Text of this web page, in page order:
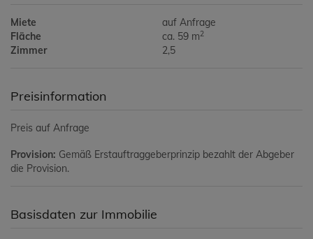
Miete
auf Anfrage
Fläche
ca. 59 m2
Zimmer 2,5
Preisinformation
Preis auf Anfrage
Provision: Gemäß Erstauftraggeberprinzip bezahlt der Abgeber
die Provision.
Basisdaten zur Immobilie